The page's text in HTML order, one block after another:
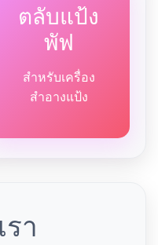
ตลับแป้ง
พัฟ
สำหรับเครื่อง
สำอางแป้ง
า